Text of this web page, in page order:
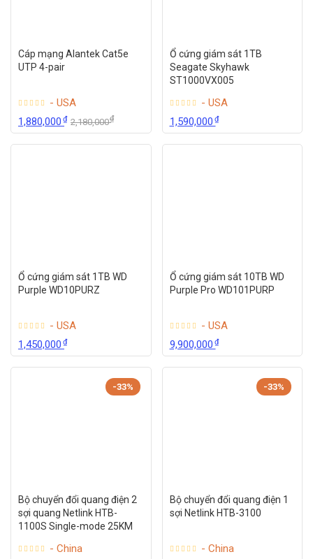
Cáp mạng Alantek Cat5e
UTP 4-pair
- USA
1,880,000₫ 2,180,000₫
Ổ cứng giám sát 1TB
Seagate Skyhawk
ST1000VX005
- USA
1,590,000₫
Ổ cứng giám sát 1TB WD
Purple WD10PURZ
- USA
1,450,000₫
Ổ cứng giám sát 10TB WD
Purple Pro WD101PURP
- USA
9,900,000₫
-33%
Bộ chuyển đổi quang điện 2
sợi quang Netlink HTB-
1100S Single-mode 25KM
- China
-33%
Bộ chuyển đổi quang điện 1
sợi Netlink HTB-3100
- China